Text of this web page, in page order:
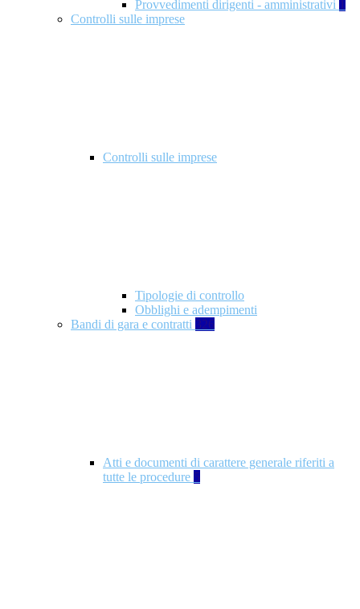
Provvedimenti dirigenti - amministrativi 1
Controlli sulle imprese
Controlli sulle imprese
Tipologie di controllo
Obblighi e adempimenti
Bandi di gara e contratti 326
Atti e documenti di carattere generale riferiti a
tutte le procedure 5